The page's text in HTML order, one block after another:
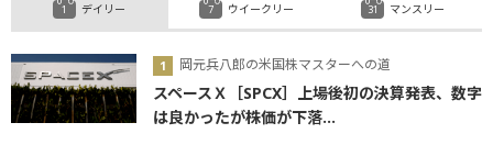
デイリー
岡元兵八郎の米国株マスターへの道
スペースＸ［SPCX］上場後初の決算発表、数字
は良かったが株価が下落...
ウイークリー マンスリー